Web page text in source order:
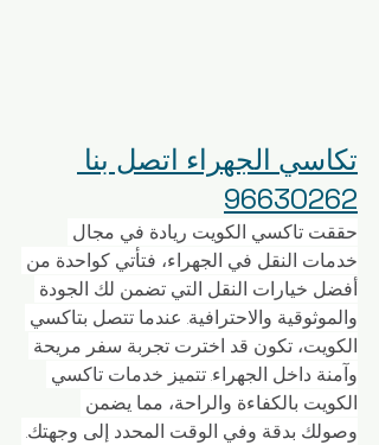
تكاسي الجهراء اتصل بنا
96630262
حققت تاكسي الكويت ريادة في مجال
خدمات النقل في الجهراء، فتأتي كواحدة من
أفضل خيارات النقل التي تضمن لك الجودة
والموثوقية والاحترافية. عندما تتصل بتاكسي
الكويت، تكون قد اخترت تجربة سفر مريحة
وآمنة داخل الجهراء. تتميز خدمات تاكسي
الكويت بالكفاءة والراحة، مما يضمن
وصولك بدقة وفي الوقت المحدد إلى وجهتك.